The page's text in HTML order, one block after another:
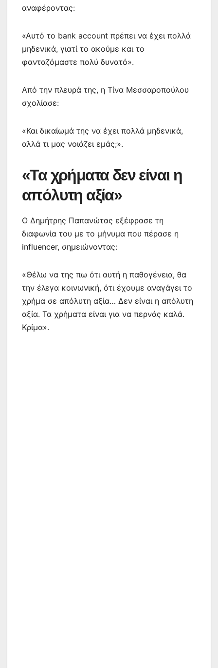
αναφέροντας:
«Αυτό το bank account πρέπει να έχει πολλά
μηδενικά, γιατί το ακούμε και το
φανταζόμαστε πολύ δυνατό».
Από την πλευρά της, η Τίνα Μεσσαροπούλου
σχολίασε:
«Και δικαίωμά της να έχει πολλά μηδενικά,
αλλά τι μας νοιάζει εμάς;».
«Τα χρήματα δεν είναι η
απόλυτη αξία»
Ο Δημήτρης Παπανώτας εξέφρασε τη
διαφωνία του με το μήνυμα που πέρασε η
influencer, σημειώνοντας:
«Θέλω να της πω ότι αυτή η παθογένεια, θα
την έλεγα κοινωνική, ότι έχουμε αναγάγει το
χρήμα σε απόλυτη αξία… Δεν είναι η απόλυτη
αξία. Τα χρήματα είναι για να περνάς καλά.
Κρίμα».